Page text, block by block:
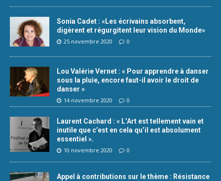
Sonia Cadet : «Les écrivains absorbent,
digèrent et régurgitent leur vision du Monde»
25 novembre 2020 0
Lou Valérie Vernet : « Pour apprendre à danser
sous la pluie, encore faut-il avoir le droit de
danser »
14 novembre 2020 0
Laurent Cachard : « L’Art est tellement vain et
inutile que c’est en cela qu’il est absolument
essentiel ».
10 novembre 2020 0
Appel à contributions sur le thème : Résistance